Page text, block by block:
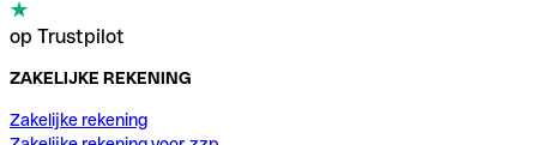
op Trustpilot
ZAKELIJKE REKENING
Zakelijke rekening